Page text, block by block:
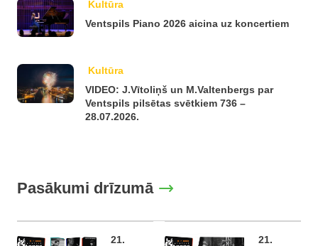
Kultūra
Ventspils Piano 2026 aicina uz koncertiem
Kultūra
VIDEO: J.Vītoliņš un M.Valtenbergs par
Ventspils pilsētas svētkiem 736 –
28.07.2026.
Pasākumi drīzumā
21.
21.